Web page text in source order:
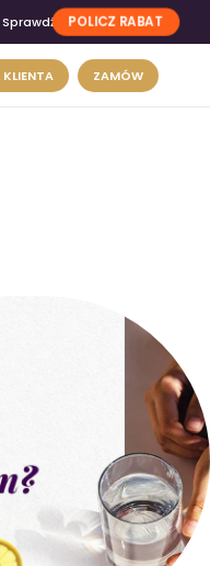
POLICZ RABAT
KLIENTA ZAMÓW
PAKIETY MEDYCZNE